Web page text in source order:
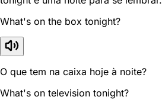
What's on the box tonight?
O que tem na caixa hoje à noite?
What's on television tonight?